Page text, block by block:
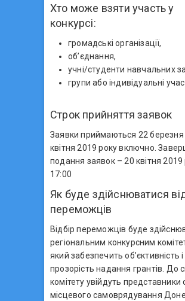
Хто може взяти участь у
конкурсі:
громадські організації,
об’єднання,
учні/студенти навчальних
групи або індивідуальні
Строк прийняття заявок
Заявки приймаються 22 березня
квітня 2019 року включно.
подання заявок – 20 квітня 2019
17:00
Як буде здійснюватися
переможців
Відбір переможців буде
регіональним конкурсним
який забезпечить об’єктивність і
прозорість надання грантів. До
комітету увійдуть представники
місцевого самоврядування